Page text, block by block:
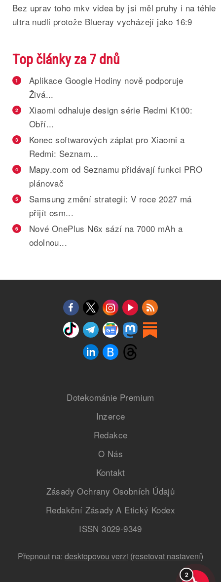
Bez uprav toho mkv videa by jsi měl pruhy i na téhle
ultra nudli protože Blueray vycházejí jako 16:9
Top články za 7 dnů
1
Aplikace Google Hodiny nově podporuje
Živá...
2
Xiaomi odhaluje design série Redmi K100:
Obří...
3
Konec softwarových záplat pro Xiaomi a
Redmi: Seznam...
4
Mapy.com od Seznamu přidávají funkci PRO
plánovač
5
Samsung změní strategii: V roce 2027 má
přijít osm...
6
Nové OnePlus N6x sází na 7000 mAh a
odolnou...
Dotekománie Premium
Inzerce
Redakce
O Nás
Kontakt
Zásady Ochrany Osobních Údajů
Redakční Zásady A Etický Kodex
ISSN 3029-9349
Přepnout na: desktopovou verzi (resetovat nastavení)
2